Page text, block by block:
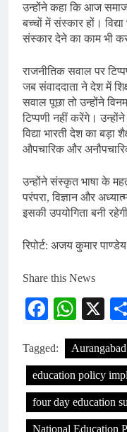
उन्होंने कहा कि आज समाज
बच्चों में संस्कार हों।
संस्कार देने का काम भी
राजनीतिक सवाल पर
जब संवाददाता ने देश में
सवाल पूछा तो उन्होंने
टिप्पणी नहीं करेंगे।
विद्या भारती देश का
औपचारिक और
उन्होंने संस्कृत भाषा के
परंपरा, विज्ञान और
इसकी उपयोगिता बनी
रिपोर्ट: अजय कुमार
Share this News
Facebook
X
Tagged:
education policy
four day education
National Education